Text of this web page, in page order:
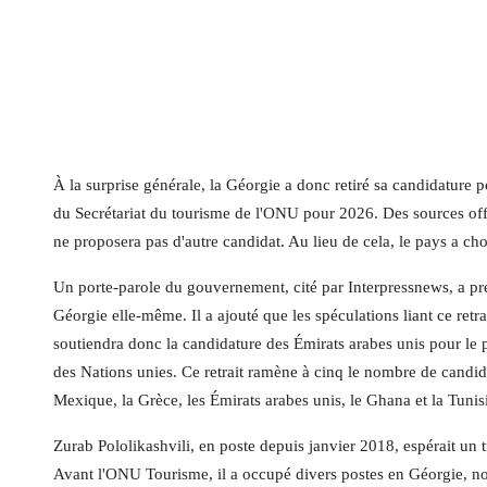
À la surprise générale, la Géorgie a donc retiré sa
du Secrétariat du tourisme de l'ONU pour 2026. Des sources
ne proposera pas d'autre candidat. Au lieu de cela, le pays a
Un porte-parole du gouvernement, cité par Interpressnews, a
Géorgie elle-même. Il a ajouté que les spéculations liant ce
soutiendra donc la candidature des Émirats arabes unis pour
des Nations unies. Ce retrait ramène à cinq le nombre de
Mexique, la Grèce, les Émirats arabes unis, le Ghana et la
Zurab Pololikashvili, en poste depuis janvier 2018, espérait
Avant l'ONU Tourisme, il a occupé divers postes en Géorgie,